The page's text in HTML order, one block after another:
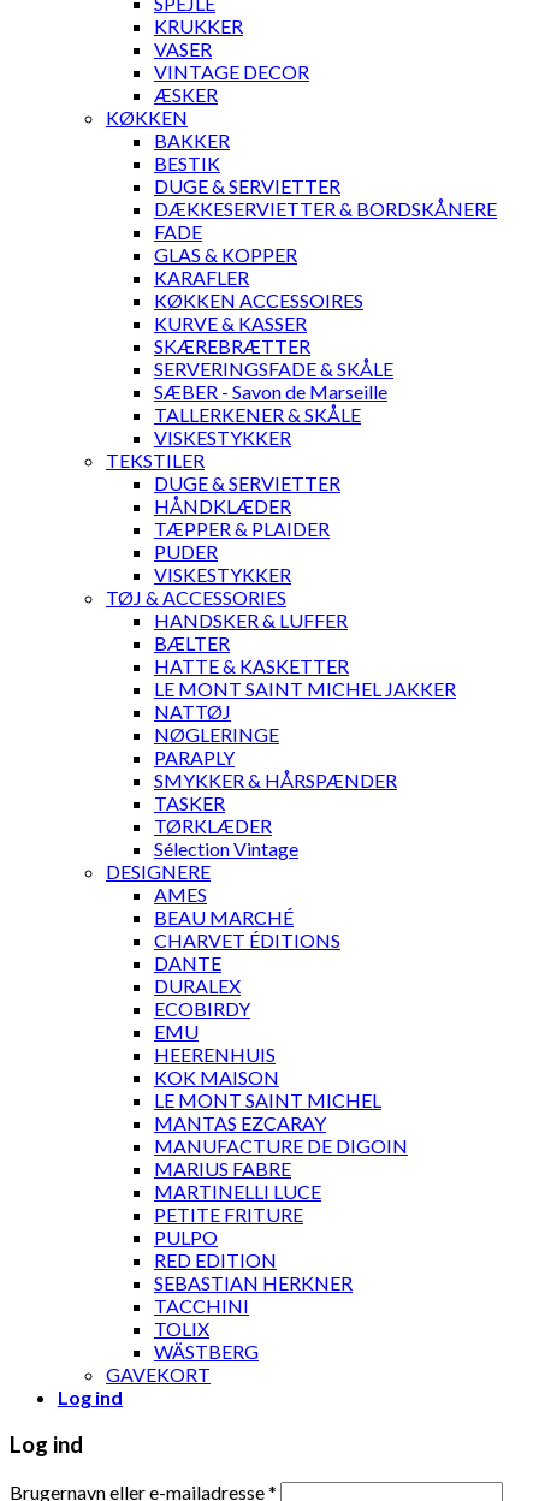
KRUKKER
VASER
VINTAGE DECOR
ÆSKER
KØKKEN
BAKKER
BESTIK
DUGE & SERVIETTER
DÆKKESERVIETTER & BORDSKÅNERE
FADE
GLAS & KOPPER
KARAFLER
KØKKEN ACCESSOIRES
KURVE & KASSER
SKÆREBRÆTTER
SERVERINGSFADE & SKÅLE
SÆBER - Savon de Marseille
TALLERKENER & SKÅLE
VISKESTYKKER
TEKSTILER
DUGE & SERVIETTER
HÅNDKLÆDER
TÆPPER & PLAIDER
PUDER
VISKESTYKKER
TØJ & ACCESSORIES
HANDSKER & LUFFER
BÆLTER
HATTE & KASKETTER
LE MONT SAINT MICHEL JAKKER
NATTØJ
NØGLERINGE
PARAPLY
SMYKKER & HÅRSPÆNDER
TASKER
TØRKLÆDER
Sélection Vintage
DESIGNERE
AMES
BEAU MARCHÉ
CHARVET ÉDITIONS
DANTE
DURALEX
ECOBIRDY
EMU
HEERENHUIS
KOK MAISON
LE MONT SAINT MICHEL
MANTAS EZCARAY
MANUFACTURE DE DIGOIN
MARIUS FABRE
MARTINELLI LUCE
PETITE FRITURE
PULPO
RED EDITION
SEBASTIAN HERKNER
TACCHINI
TOLIX
WÄSTBERG
GAVEKORT
Log ind
Log ind
Brugernavn eller e-mailadresse*